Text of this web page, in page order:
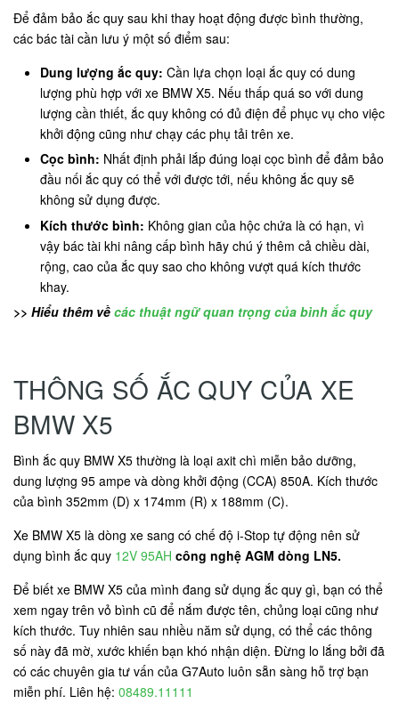
Để đảm bảo ắc quy sau khi thay hoạt động được bình thường,
các bác tài cần lưu ý một số điểm sau:
Dung lượng ắc quy: Cần lựa chọn loại ắc quy có dung
lượng phù hợp với xe BMW X5. Nếu thấp quá so với dung
lượng cần thiết, ắc quy không có đủ điện để phục vụ cho việc
khởi động cũng như chạy các phụ tải trên xe.
Cọc bình: Nhất định phải lắp đúng loại cọc bình để đảm bảo
đầu nối ắc quy có thể với được tới, nếu không ắc quy sẽ
không sử dụng được.
Kích thước bình: Không gian của hộc chứa là có hạn, vì
vậy bác tài khi nâng cấp bình hãy chú ý thêm cả chiều dài,
rộng, cao của ắc quy sao cho không vượt quá kích thước
khay.
>> Hiểu thêm về các thuật ngữ quan trọng của bình ắc quy
THÔNG SỐ ẮC QUY CỦA XE
BMW X5
Bình ắc quy BMW X5 thường là loại axit chì miễn bảo dưỡng,
dung lượng 95 ampe và dòng khởi động (CCA) 850A. Kích thước
của bình 352mm (D) x 174mm (R) x 188mm (C).
Xe BMW X5 là dòng xe sang có chế độ i-Stop tự động nên sử
dụng bình ắc quy 12V 95AH công nghệ AGM dòng LN5.
Để biết xe BMW X5 của mình đang sử dụng ắc quy gì, bạn có thể
xem ngay trên vỏ bình cũ để nắm được tên, chủng loại cũng như
kích thước. Tuy nhiên sau nhiều năm sử dụng, có thể các thông
số này đã mờ, xước khiến bạn khó nhận diện. Đừng lo lắng bởi đã
có các chuyên gia tư vấn của G7Auto luôn sẵn sàng hỗ trợ bạn
miễn phí. Liên hệ: 08489.11111